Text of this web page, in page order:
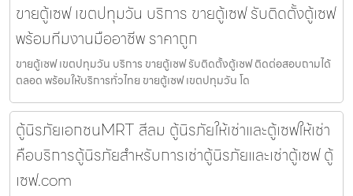
ขายตู้เซฟ เขตปทุมวัน บริการ ขายตู้เซฟ รับติดตั้งตู้เซฟ
พร้อมทีมงานมืออาชีพ ราคาถูก
ขายตู้เซฟ เขตปทุมวัน บริการ ขายตู้เซฟ รับติดตั้งตู้เซฟ ติดต่อสอบถามได้
ตลอด พร้อมให้บริการทั่วไทย ขายตู้เซฟ เขตปทุมวัน โด
ตู้นิรภัยเอกชนMRT สีลม ตู้นิรภัยให้เช่าและตู้เซฟให้เช่า
คือบริการตู้นิรภัยสำหรับการเช่าตู้นิรภัยและเช่าตู้เซฟ ตู้
เซฟ.com